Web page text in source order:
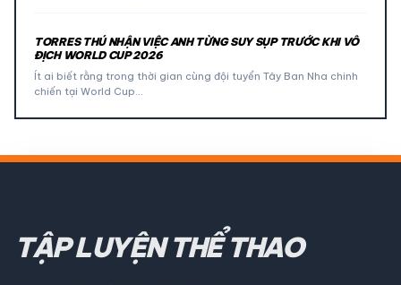
TORRES THÚ NHẬN VIỆC ANH TỪNG SUY SỤP TRƯỚC KHI VÔ
ĐỊCH WORLD CUP 2026
Ít ai biết rằng trong thời gian cùng đội tuyển Tây Ban Nha chinh
chiến tại World Cup…
TẬP LUYỆN THỂ THAO